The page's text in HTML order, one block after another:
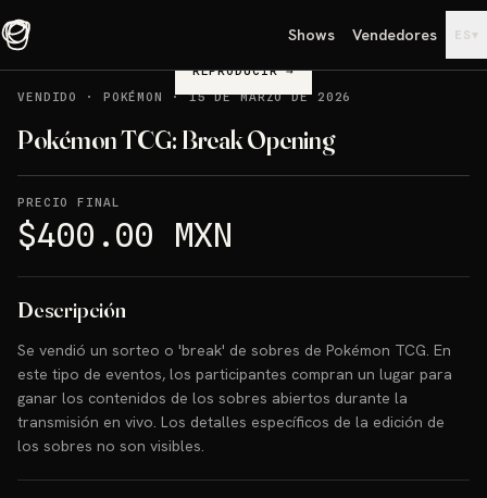
Shows Vendedores ES ▾
REPRODUCIR→
VENDIDO
· POKÉMON ·15 DE MARZO DE 2026
Pokémon TCG: Break Opening
PRECIO FINAL
$400.00 MXN
Descripción
Se vendió un sorteo o 'break' de sobres de Pokémon TCG. En
este tipo de eventos, los participantes compran un lugar para
ganar los contenidos de los sobres abiertos durante la
transmisión en vivo. Los detalles específicos de la edición de
los sobres no son visibles.